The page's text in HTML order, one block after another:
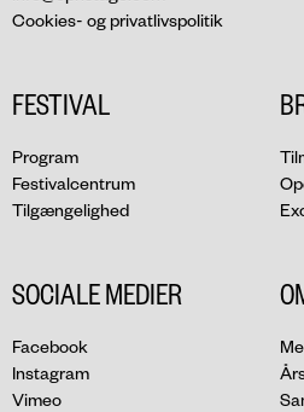
Cookies- og privatlivspolitik
FESTIVAL
Program
Festivalcentrum
Tilgængelighed
SOCIALE MEDIER
Facebook
Instagram
Vimeo